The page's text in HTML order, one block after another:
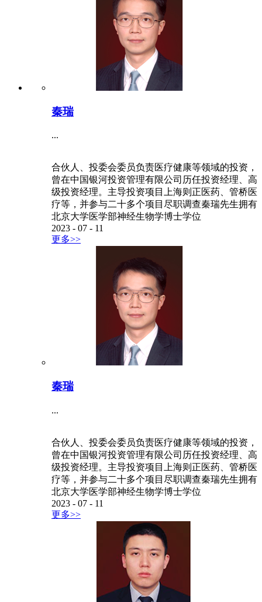
秦瑞
...
合伙人、投委会委员负责医疗健康等领域的投资，
曾在中国银河投资管理有限公司历任投资经理、高
级投资经理。主导投资项目上海则正医药、管桥医
疗等，并参与二十多个项目尽职调查秦瑞先生拥有
北京大学医学部神经生物学博士学位
2023 - 07 - 11
更多>>
秦瑞
...
合伙人、投委会委员负责医疗健康等领域的投资，
曾在中国银河投资管理有限公司历任投资经理、高
级投资经理。主导投资项目上海则正医药、管桥医
疗等，并参与二十多个项目尽职调查秦瑞先生拥有
北京大学医学部神经生物学博士学位
2023 - 07 - 11
更多>>